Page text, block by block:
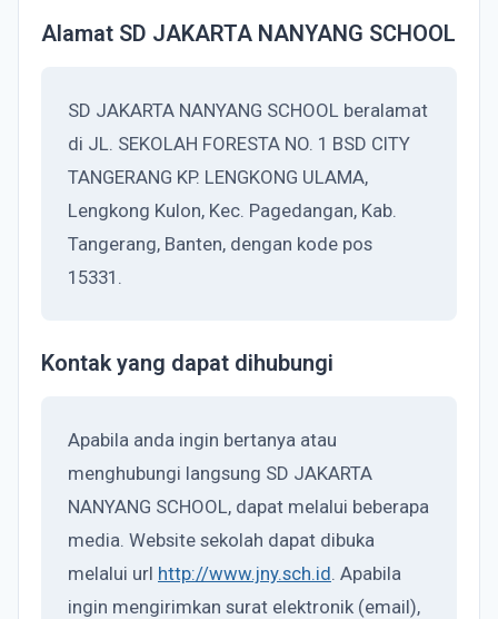
Alamat SD JAKARTA NANYANG SCHOOL
SD JAKARTA NANYANG SCHOOL beralamat
di JL. SEKOLAH FORESTA NO. 1 BSD CITY
TANGERANG KP. LENGKONG ULAMA,
Lengkong Kulon, Kec. Pagedangan, Kab.
Tangerang, Banten, dengan kode pos
15331.
Kontak yang dapat dihubungi
Apabila anda ingin bertanya atau
menghubungi langsung SD JAKARTA
NANYANG SCHOOL, dapat melalui beberapa
media. Website sekolah dapat dibuka
melalui url http://www.jny.sch.id. Apabila
ingin mengirimkan surat elektronik (email),